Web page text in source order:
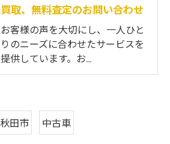
買取、無料査定のお問い合わせ
お客様の声を大切にし、一人ひと
りのニーズに合わせたサービスを
提供しています。お…
秋田市 中古車